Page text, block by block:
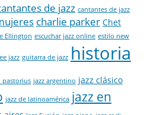
de jazz cantantes de jazz
charlie parker Chet
Ellington escuchar jazz online estilo new
jazz guitarra de jazz historia
pastorius jazz argentino jazz clásico
jazz de latinoamérica jazz en